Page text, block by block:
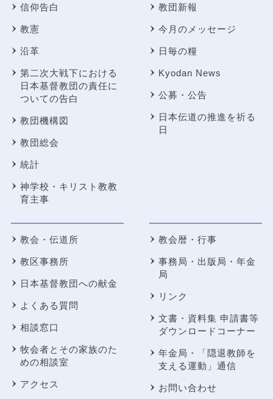
信仰告白
教憲
沿革
第二次大戦下における
日本基督教団の責任に
ついての告白
教団機構図
教団総会
統計
神学校・キリスト教教
育主事
教団新報
今月のメッセージ
日毎の糧
Kyodan News
公募・公告
日本伝道の推進を祈る
日
教会・伝道所
教区事務所
日本基督教団への献金
よくある質問
相談窓口
牧会者とその家族のた
めの相談室
アクセス
教会暦・行事
事務局・出版局・年金
局
リンク
文書・資料集 申請書等
ダウンロードコーナー
年金局・
「隠退教師を
支える運動」通信
お問い合わせ